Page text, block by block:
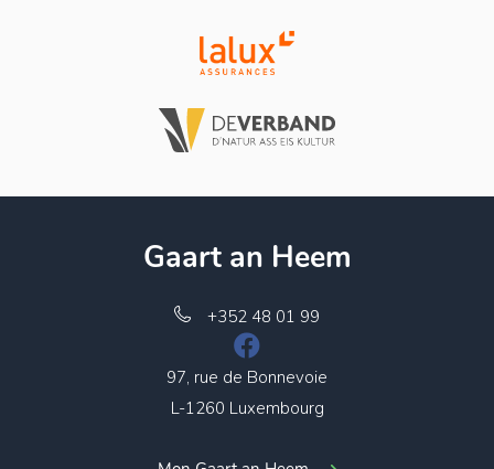
Gaart an Heem
+352 48 01 99
97, rue de Bonnevoie
L-1260 Luxembourg